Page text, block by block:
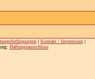
| Kontakt / Impressum |
Haftungsausschluss